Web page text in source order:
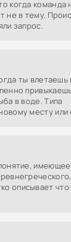
когда команда
не в тему.
запрос.
ты влетаешь
в воде. Типа
месту или
имеющее
описывает